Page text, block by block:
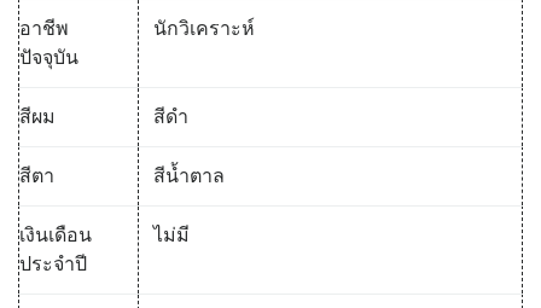
อาชีพ
ปัจจุบัน
นักวิเคราะห์
สีผม สีดำ
สีตา สีน้ำตาล
เงินเดือน
ประจำปี
ไม่มี